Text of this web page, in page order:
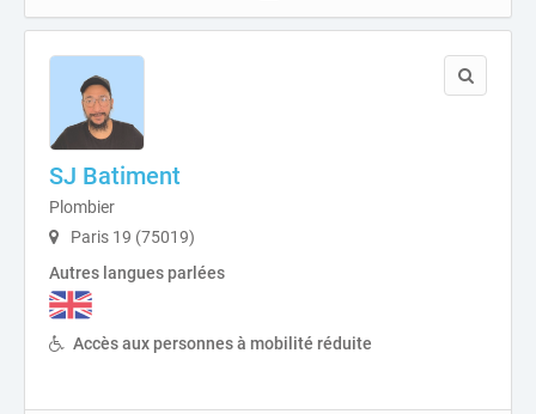
SJ Batiment
Plombier
Paris 19 (75019)
Autres langues parlées
Accès aux personnes à mobilité réduite